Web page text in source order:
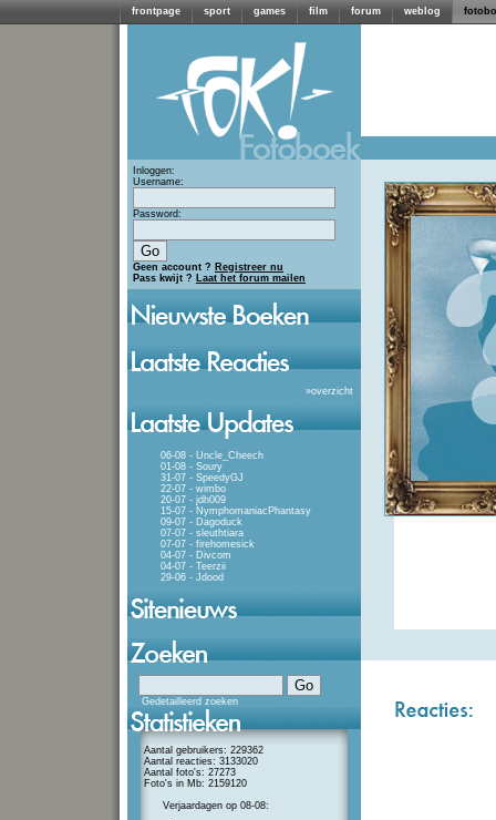
frontpage sport games film forum weblog
Inloggen:
Username:
Password:
Geen account ? Registreer nu
Pass kwijt ? Laat het forum mailen
»overzicht
06-08 - Uncle_Cheech
01-08 - Soury
31-07 - SpeedyGJ
22-07 - wimbo
20-07 - jdh009
15-07 - NymphomaniacPhantasy
09-07 - Dagoduck
07-07 - sleuthtiara
07-07 - firehomesick
04-07 - Divcom
04-07 - Teerzii
29-06 - Jdood
Gedetailleerd zoeken
Aantal gebruikers: 229362
Aantal reacties: 3133020
Aantal foto's: 27273
Foto's in Mb: 2159120
Verjaardagen op 08-08: